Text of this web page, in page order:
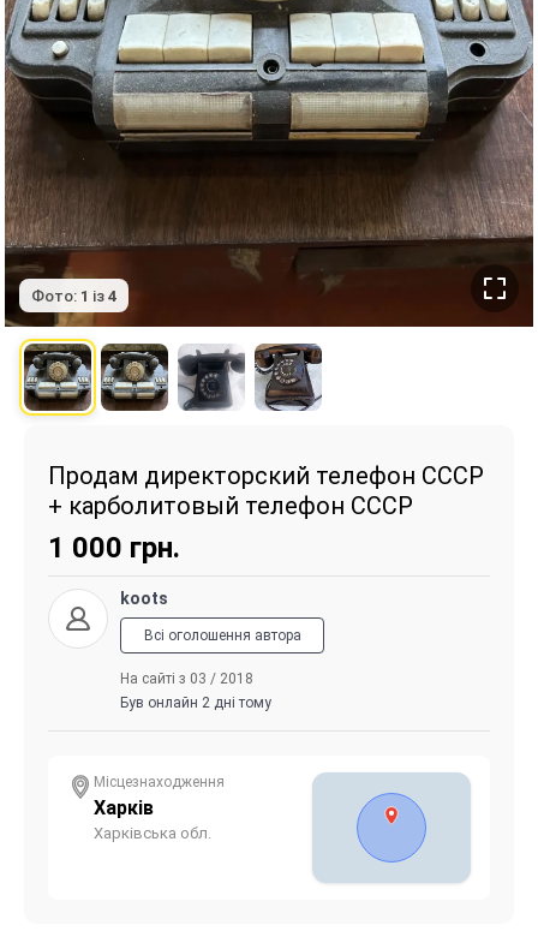
Фото: 1 із 4
Продам директорский телефон СССР
+ карболитовый телефон СССР
1 000 грн.
koots
Всі оголошення автора
На сайті з 03 / 2018
Був онлайн 2 дні тому
Місцезнаходження
Харків
Харківська обл.